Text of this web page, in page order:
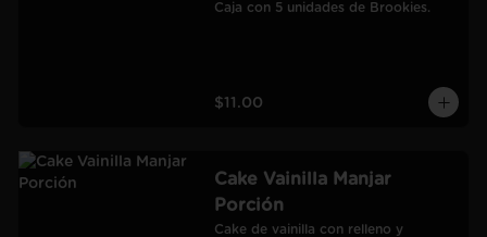
Caja con 5 unidades de Brookies.
$11.00
Cake Vainilla Manjar
Porción
Cake de vainilla con relleno y